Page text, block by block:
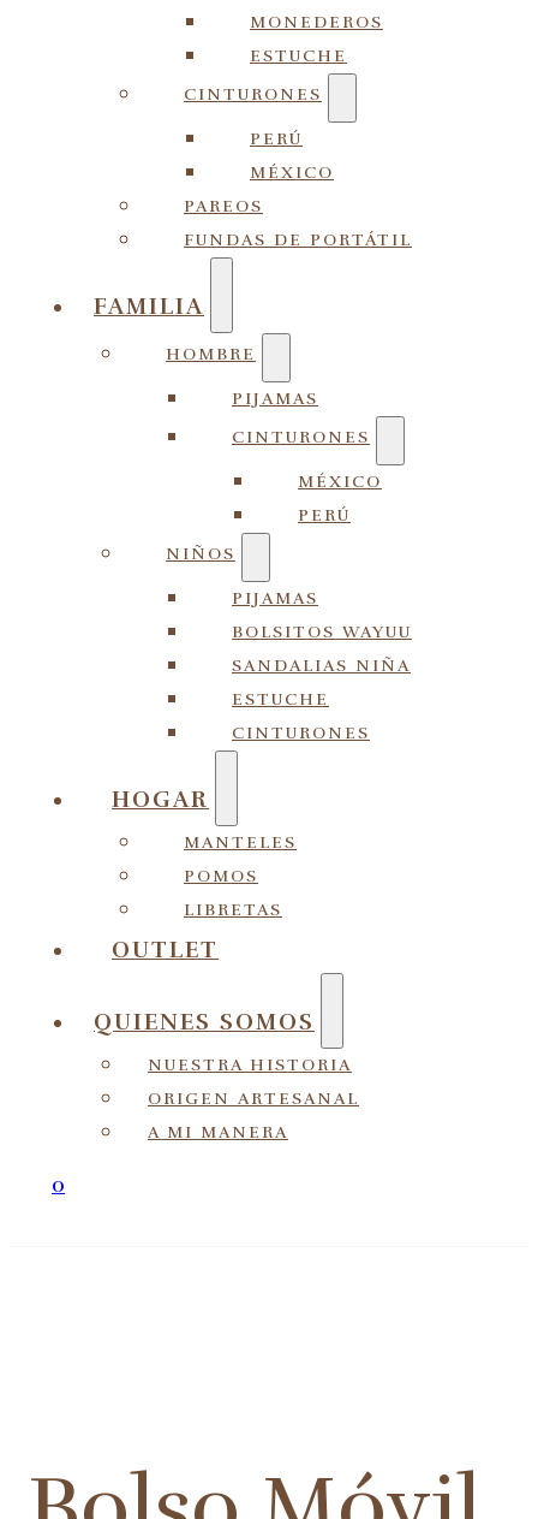
MONEDEROS
ESTUCHE
CINTURONES
PERÚ
MÉXICO
PAREOS
FUNDAS DE PORTÁTIL
FAMILIA
HOMBRE
PIJAMAS
CINTURONES
MÉXICO
PERÚ
NIÑOS
PIJAMAS
BOLSITOS WAYUU
SANDALIAS NIÑA
ESTUCHE
CINTURONES
HOGAR
MANTELES
POMOS
LIBRETAS
OUTLET
QUIENES SOMOS
NUESTRA HISTORIA
ORIGEN ARTESANAL
A MI MANERA
0